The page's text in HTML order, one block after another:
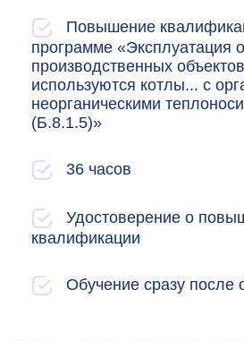
Повышение
программе «Эксплуатация
производственных
используются котлы... с
неорганическими
(Б.8.1.5)»
36 часов
Удостоверение о
квалификации
Обучение сразу после